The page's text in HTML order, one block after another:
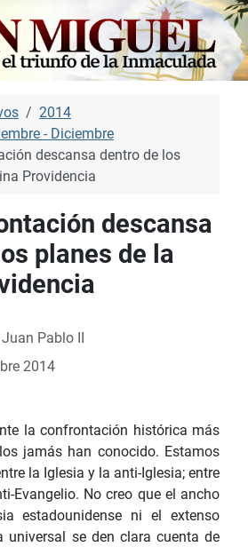
2014
- Diciembre
descansa dentro de los
Providencia
descansa
planes de la
Pablo II
2014
la confrontación histórica más
jamás han conocido. Estamos
la Iglesia y la anti-Iglesia; entre
Evangelio. No creo que el ancho
estadounidense ni el extenso
universal se den clara cuenta de